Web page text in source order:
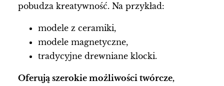
pobudza kreatywność. Na przykład:
modele z ceramiki,
modele magnetyczne,
tradycyjne drewniane klocki.
Oferują szerokie możliwości twórcze,